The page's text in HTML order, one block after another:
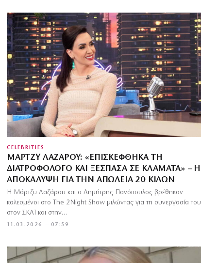
CELEBRITIES
ΜΆΡΤΖΥ ΛΑΖΆΡΟΥ: «ΕΠΙΣΚΈΦΘΗΚΑ ΤΗ
ΔΙΑΤΡΟΦΟΛΌΓΟ ΚΑΙ ΞΈΣΠΑΣΑ ΣΕ ΚΛΆΜΑΤΑ» – Η
ΑΠΟΚΆΛΥΨΗ ΓΙΑ ΤΗΝ ΑΠΏΛΕΙΑ 20 ΚΙΛΏΝ
11.03.2026 — 07:59
Η Μάρτζυ Λαζάρου και ο Δημήτρης Πανόπουλος βρέθηκαν
καλεσμένοι στο The 2Night Show μιλώντας για τη συνεργασία
στον ΣΚΑΪ και στην…